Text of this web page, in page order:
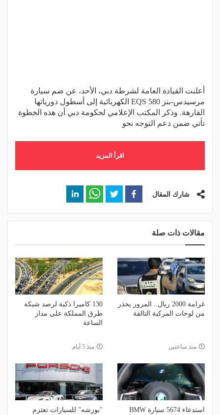
أعلنت القيادة العامة لشرطة دبي، الأحد، عن ضم سيارة
مرسيدس-بنز EQS 580 الكهربائية إلى أسطول دورياتها
الفارهة. وذكر المكتب الإعلامي لحكومة دبي أن هذه الخطوة
تأتي ضمن دعم التوجه نحو
اقرأ المزيد
شارك المقال
مقالات ذات صلة
غرامة 2000 ريال.. المرور يحذر
من لوحات المركبة التالفة
منذ ساعتين
130 كاميرا ذكية لرصد شبكة
طرق المملكة على مدار
الساعة
منذ 5 أيام
استدعاء 5674 سيارة BMW
"بورشه" للسيارات تعتزم